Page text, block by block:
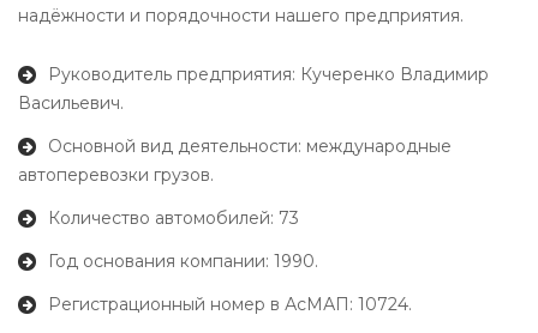
надёжности и порядочности нашего предприятия.
Руководитель предприятия: Кучеренко Владимир
Васильевич.
Основной вид деятельности: международные
автоперевозки грузов.
Количество автомобилей: 73
Год основания компании: 1990.
Регистрационный номер в АсМАП: 10724.